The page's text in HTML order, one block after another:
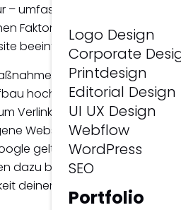
Logo Design
Corporate
Printdesign
Editorial Design
UI UX Design
Webflow
WordPress
SEO
Portfolio
– umfasst die OffPage-
Faktoren, die die
beeinflussen.
der OffPage-
hochwertigerBacklinks.
Verlinkungen von anderen
Website. Für
gelten diese als
dazu beitragen, die
deiner Website langfristig